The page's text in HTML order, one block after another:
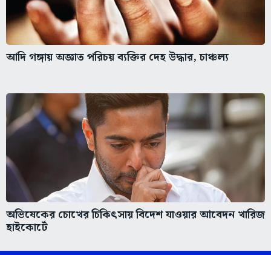
আদি গঙ্গায় অজ্ঞাত পরিচয় ব্যক্তির দেহ উদ্ধার, চাঞ্চল্য
অভিষেকের চোখের চিকিৎসায় বিদেশ যাওয়ার আবেদন খারিজ
হাইকোর্টে